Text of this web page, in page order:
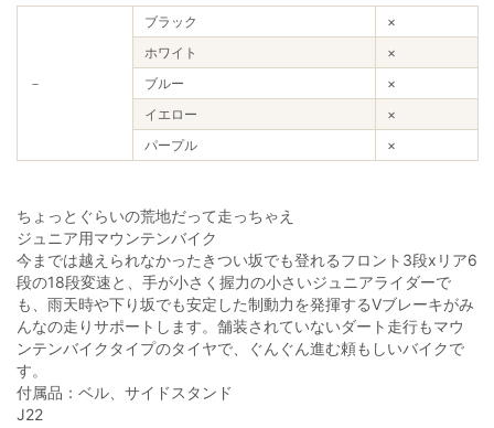
－
ブラック
×
ホワイト
×
ブルー
×
イエロー
×
パープル
×
ちょっとぐらいの荒地だって走っちゃえ
ジュニア用マウンテンバイク
今までは越えられなかったきつい坂でも登れるフロント3段xリア6
段の18段変速と、手が小さく握力の小さいジュニアライダーで
も、雨天時や下り坂でも安定した制動力を発揮するVブレーキがみ
んなの走りサポートします。舗装されていないダート走行もマウ
ンテンバイクタイプのタイヤで、ぐんぐん進む頼もしいバイクで
す。
付属品：ベル、サイドスタンド
J22